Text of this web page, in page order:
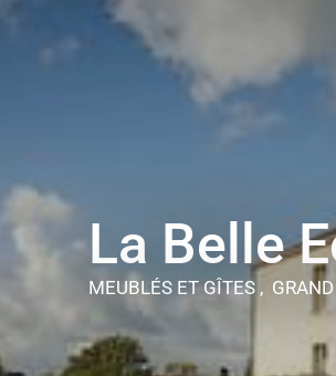
La Belle
MEUBLÉS ET GÎTES ,